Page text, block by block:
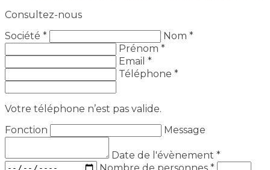
Consultez-nous
Société *
Nom *
Prénom *
Email *
Téléphone *
Votre téléphone n’est pas valide.
Fonction
Message
Date de l'évènement *
Nombre de personnes *